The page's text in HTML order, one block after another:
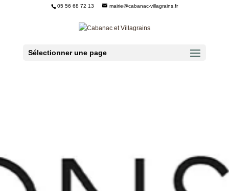
05 56 68 72 13 mairie@cabanac-villagrains.fr
Sélectionner une page